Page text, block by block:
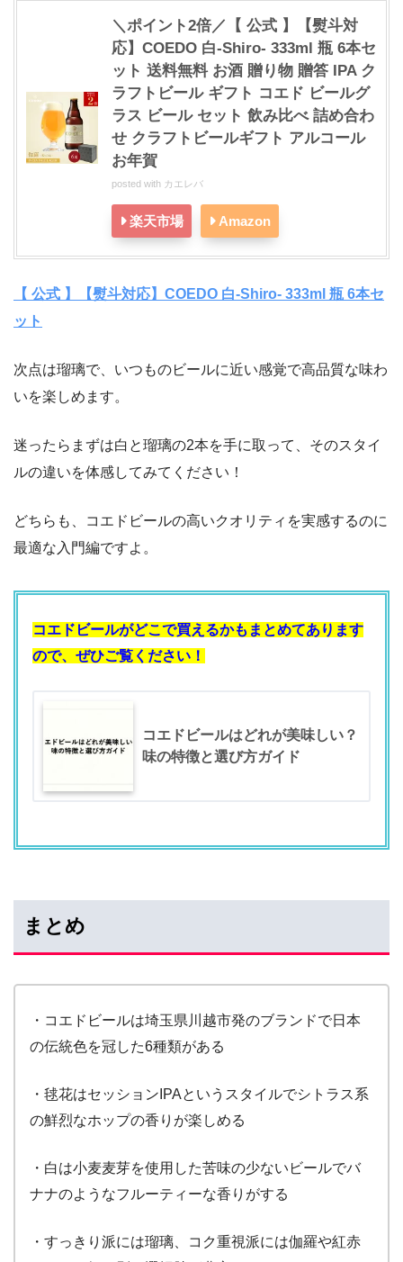
＼ポイント2倍／【 公式 】【熨斗対
応】COEDO 白-Shiro- 333ml 瓶 6本セ
ット 送料無料 お酒 贈り物 贈答 IPA ク
ラフトビール ギフト コエド ビールグ
ラス ビール セット 飲み比べ 詰め合わ
せ クラフトビールギフト アルコール
お年賀
posted with カエレバ
楽天市場 Amazon
【 公式 】【熨斗対応】COEDO 白-Shiro- 333ml 瓶 6本セ
ット
次点は瑠璃で、いつものビールに近い感覚で高品質な味わ
いを楽しめます。
迷ったらまずは白と瑠璃の2本を手に取って、そのスタイ
ルの違いを体感してみてください！
どちらも、コエドビールの高いクオリティを実感するのに
最適な入門編ですよ。
コエドビールがどこで買えるかもまとめてあります
ので、ぜひご覧ください！
コエドビールはどれが美味しい？
味の特徴と選び方ガイド
まとめ
・コエドビールは埼玉県川越市発のブランドで日本
の伝統色を冠した6種類がある
・毬花はセッションIPAというスタイルでシトラス系
の鮮烈なホップの香りが楽しめる
・白は小麦麦芽を使用した苦味の少ないビールでバ
ナナのようなフルーティーな香りがする
・すっきり派には瑠璃、コク重視派には伽羅や紅赤